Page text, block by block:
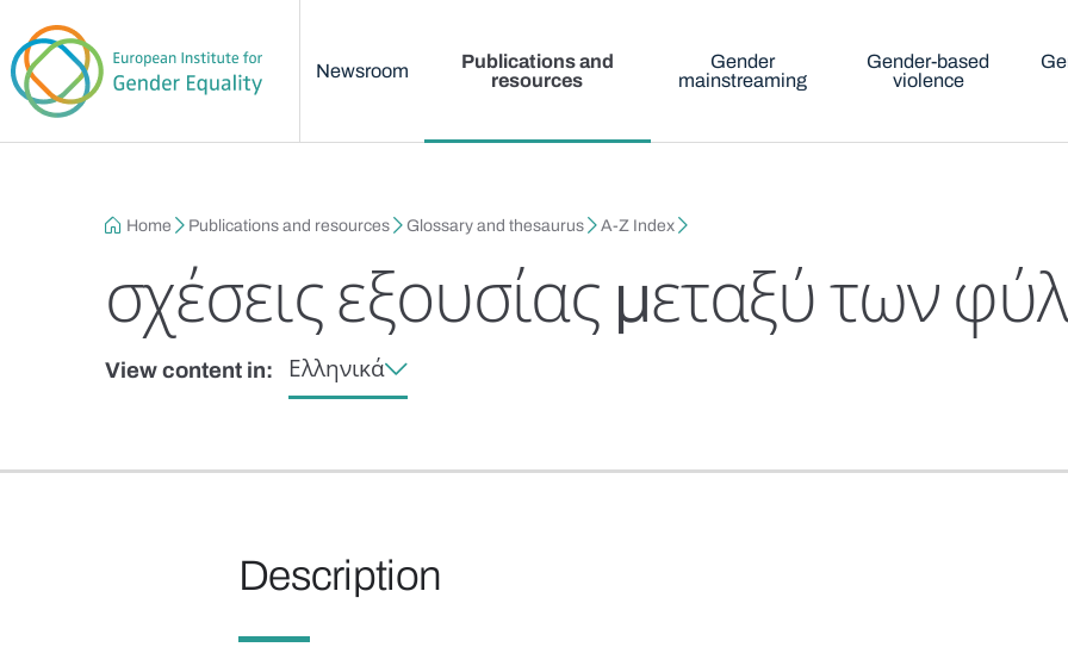
Newsroom
Publications and
resources
Gender
mainstreaming
Gender-based
violence
Breadcrumb
Home Publications and resources Glossary and thesaurus A-Z Index
σχέσεις εξουσίας μεταξύ των
View content in: Ελληνικά
Description